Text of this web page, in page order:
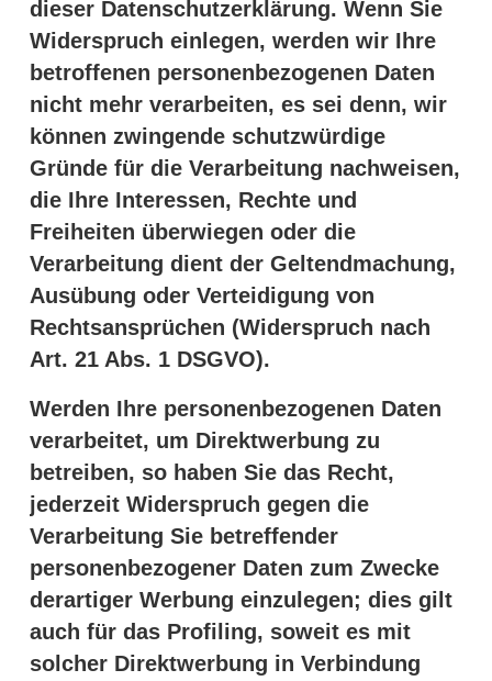
dieser Datenschutzerklärung. Wenn Sie
Widerspruch einlegen, werden wir Ihre
betroffenen personenbezogenen Daten
nicht mehr verarbeiten, es sei denn, wir
können zwingende schutzwürdige
Gründe für die Verarbeitung nachweisen,
die Ihre Interessen, Rechte und
Freiheiten überwiegen oder die
Verarbeitung dient der Geltendmachung,
Ausübung oder Verteidigung von
Rechtsansprüchen (Widerspruch nach
Art. 21 Abs. 1 DSGVO).
Werden Ihre personenbezogenen Daten
verarbeitet, um Direktwerbung zu
betreiben, so haben Sie das Recht,
jederzeit Widerspruch gegen die
Verarbeitung Sie betreffender
personenbezogener Daten zum Zwecke
derartiger Werbung einzulegen; dies gilt
auch für das Profiling, soweit es mit
solcher Direktwerbung in Verbindung